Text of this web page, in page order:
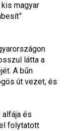
magyar
látta a
A bűn
út vezet, és
alfája és
folytatott